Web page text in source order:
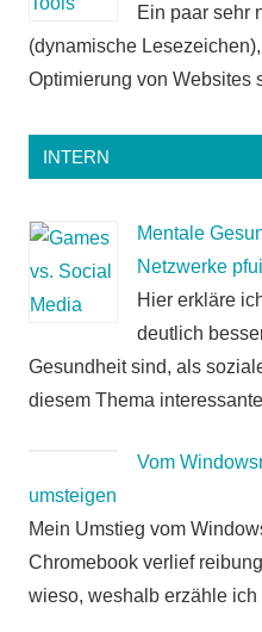
Ein paar sehr
(dynamische
Optimierung von Websites
INTERN
Mentale
Netzwerke pfui
Hier erkläre
deutlich
Gesundheit sind, als
diesem Thema
Vom
umsteigen
Mein Umstieg vom
Chromebook verlief
wieso, weshalb erzähle ich